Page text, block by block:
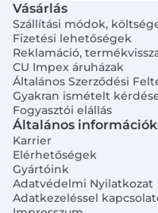
Vásárlás
Szállítási módok,
Fizetési lehetőségek
Reklamáció,
CU Impex áruházak
Általános Szerződési
Gyakran ismételt
Fogyasztói elállás
Általános információk
Karrier
Elérhetőségek
Gyártóink
Adatvédelmi Nyilatkozat
Adatkezeléssel